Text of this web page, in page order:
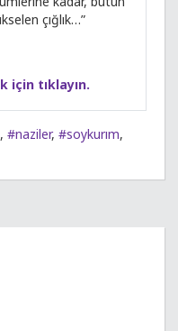
çığlık…”
için tıklayın.
, #naziler, #soykurım,